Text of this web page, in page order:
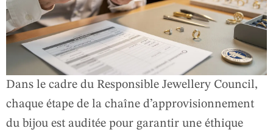
Dans le cadre du Responsible Jewellery Council,
chaque étape de la chaîne d’approvisionnement
du bijou est auditée pour garantir une éthique